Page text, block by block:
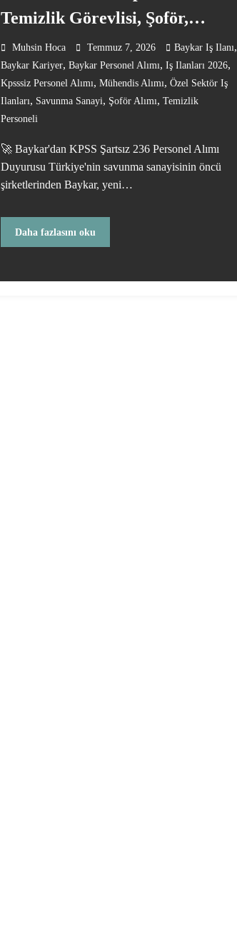
Temizlik Görevlisi, Şoför,
Mühendis ve Birçok Kadroda
Muhsin Hoca Temmuz 7, 2026 Baykar Iş Ilanı,
Baykar Kariyer, Baykar Personel Alımı, Iş Ilanları 2026,
Kpsssiz Personel Alımı, Mühendis Alımı, Özel Sektör Iş
Ilanları, Savunma Sanayi, Şoför Alımı, Temizlik
Personeli
🚀 Baykar'dan KPSS Şartsız 236 Personel Alımı
Duyurusu Türkiye'nin savunma sanayisinin öncü
şirketlerinden Baykar, yeni…
Daha fazlasını oku